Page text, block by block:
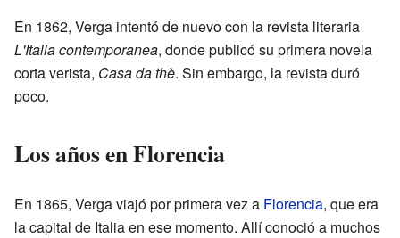
En 1862, Verga intentó de nuevo con la revista literaria
L'Italia contemporanea, donde publicó su primera novela
corta verista, Casa da thè. Sin embargo, la revista duró
poco.
Los años en Florencia
En 1865, Verga viajó por primera vez a Florencia, que era
la capital de Italia en ese momento. Allí conoció a muchos